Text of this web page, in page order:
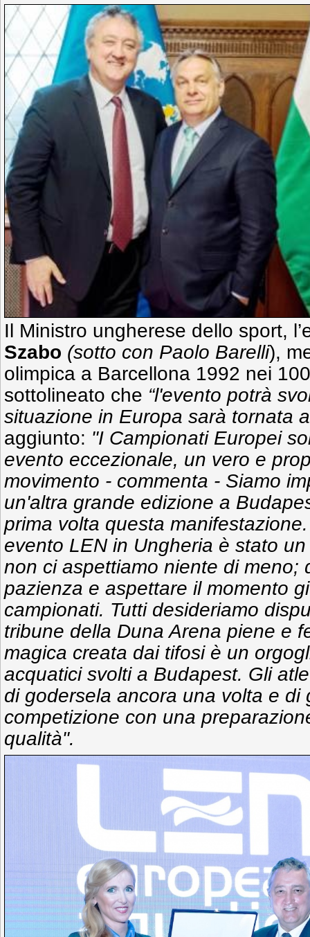
Il Ministro ungherese dello sport,
Szabo (sotto con Paolo Barelli),
olimpica a Barcellona 1992 nei
sottolineato che “l'evento potrà
situazione in Europa sarà tornata
aggiunto: "I Campionati Europei
evento eccezionale, un vero e
movimento - commenta - Siamo
un'altra grande edizione a
prima volta questa
evento LEN in Ungheria è stato
non ci aspettiamo niente di meno;
pazienza e aspettare il momento
campionati. Tutti desideriamo
tribune della Duna Arena piene e
magica creata dai tifosi è un
acquatici svolti a Budapest. Gli
di godersela ancora una volta e di
competizione con una
qualità".